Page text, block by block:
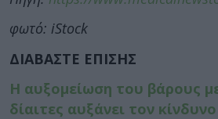
φωτό: iStock
ΔΙΑΒΑΣΤΕ ΕΠΙΣΗΣ
Η αυξομείωση του βάρους
δίαιτες αυξάνει τον